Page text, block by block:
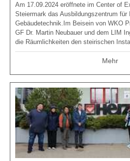
Am 17.09.2024 eröffnete im Center of
Steiermark das Ausbildungszentrum für
Gebäudetechnik.Im Beisein von WKO
GF Dr. Martin Neubauer und dem LIM
die Räumlichkeiten den steirischen
Mehr